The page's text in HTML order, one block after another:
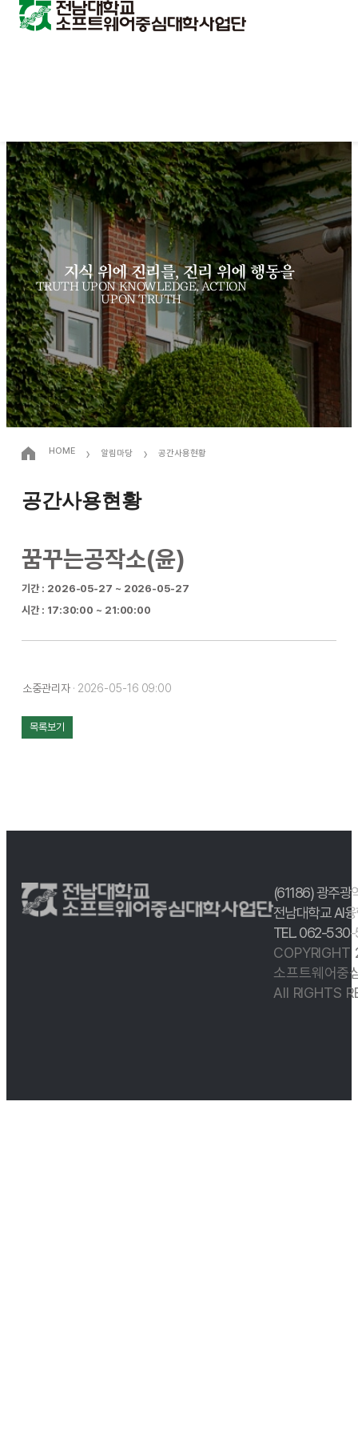
지식 위에 진리를, 진리 위에 행동을
TRUTH UPON KNOWLEDGE, ACTION
UPON TRUTH
HOME › 알림마당 › 공간사용현황
공간사용현황
꿈꾸는공작소(윤)
기간 : 2026-05-27 ~ 2026-05-27
시간 : 17:30:00 ~ 21:00:00
소중관리자 · 2026-05-16 09:00
목록보기
(61186) 광주광
전남대학교 AI
TEL. 062-
COPYRIGHT
소프트웨어중
All RIGHTS